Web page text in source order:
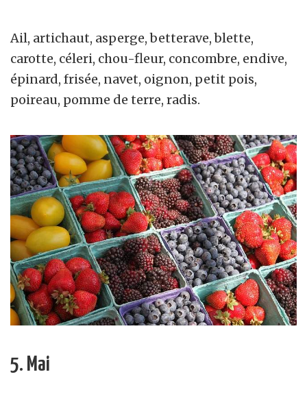
Ail, artichaut, asperge, betterave, blette,
carotte, céleri, chou-fleur, concombre, endive,
épinard, frisée, navet, oignon, petit pois,
poireau, pomme de terre, radis.
5. Mai